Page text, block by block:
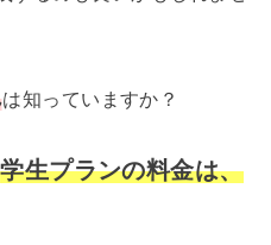
は知っていますか？
学生プランの料金は、